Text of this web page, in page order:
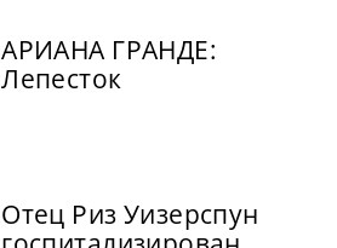
АРИАНА ГРАНДЕ:
Лепесток
Отец Риз Уизерспун